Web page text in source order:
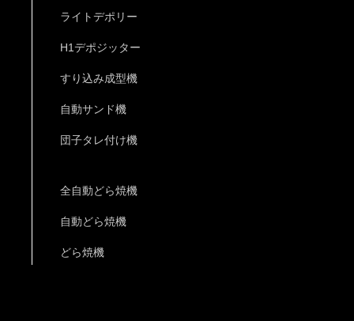
ライトデポリー
H1デポジッター
すり込み成型機
自動サンド機
団子タレ付け機
全自動どら焼機
自動どら焼機
どら焼機